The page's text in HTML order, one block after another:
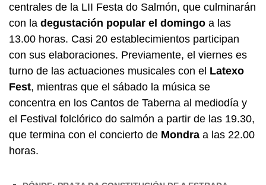
centrales de la LII Festa do Salmón, que culminarán
con la degustación popular el domingo a las
13.00 horas. Casi 20 establecimientos participan
con sus elaboraciones. Previamente, el viernes es
turno de las actuaciones musicales con el Latexo
Fest, mientras que el sábado la música se
concentra en los Cantos de Taberna al mediodía y
el Festival folclórico do salmón a partir de las 19.30,
que termina con el concierto de Mondra a las 22.00
horas.